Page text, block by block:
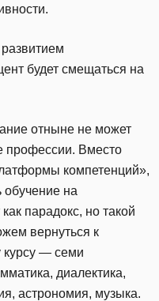
будет смещаться на
отныне не может
профессии. Вместо
компетенций»,
обучение на
парадокс, но такой
вернуться к
курсу — семи
диалектика,
астрономия, музыка.